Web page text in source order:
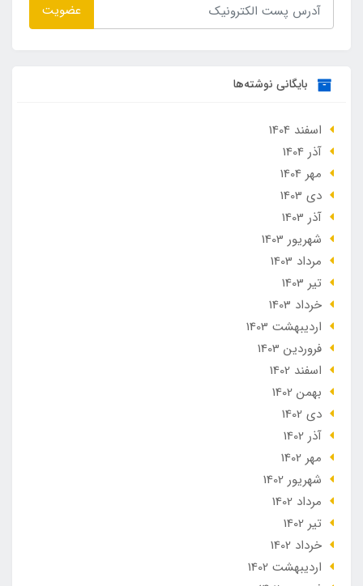
عضویت
بایگانی نوشته‌ها
اسفند 1404
آذر 1404
مهر 1404
دی 1403
آذر 1403
شهریور 1403
مرداد 1403
تير 1403
خرداد 1403
ارديبهشت 1403
فروردین 1403
اسفند 1402
بهمن 1402
دی 1402
آذر 1402
مهر 1402
شهریور 1402
مرداد 1402
تير 1402
خرداد 1402
ارديبهشت 1402